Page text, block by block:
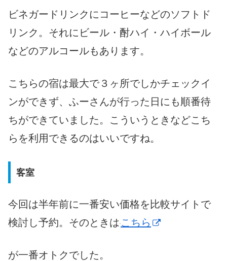
ビネガードリンクにコーヒーなどのソフトド
リンク。それにビール・酎ハイ・ハイボール
などのアルコールもあります。
こちらの宿は最大で３ヶ所でしかチェックイ
ンができず、ふーさんが行った日にも順番待
ちができていました。こういうときなどこち
らを利用できるのはいいですね。
客室
今回は半年前に一番安い価格を比較サイトで
検討し予約。そのときは こちら
が一番オトクでした。